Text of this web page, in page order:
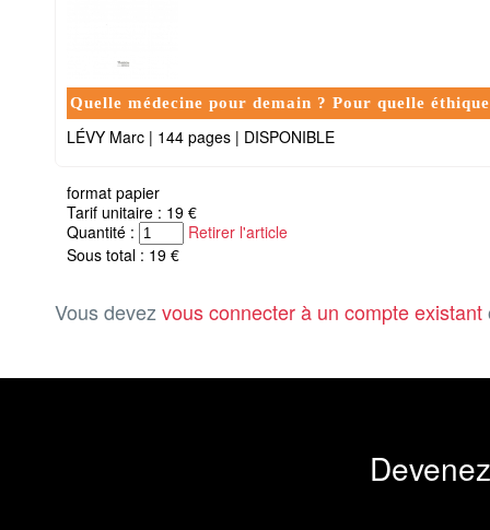
Quelle médecine pour demain ? Pour quelle
LÉVY Marc | 144 pages | DISPONIBLE
format papier
Tarif unitaire : 19 €
Quantité :
Retirer l'article
Sous total : 19 €
Vous devez vous connecter à un compte existant